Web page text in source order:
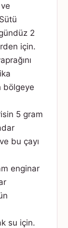
2
için.
bölgeye
5 gram
bu çayı
enginar
su için.